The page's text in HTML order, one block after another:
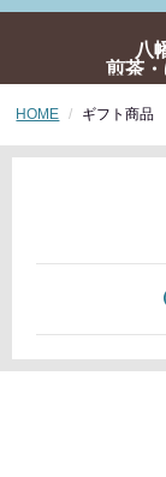
八
煎茶
HOME ギフト商品